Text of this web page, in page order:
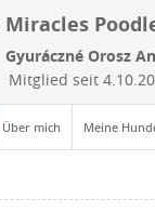
Gyuráczné Orosz
Mitglied seit
Über mich Meine